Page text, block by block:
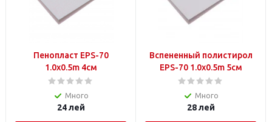
Пенопласт EPS-70
1.0x0.5m 4см
Много
24лей
Вспененный полистирол
EPS-70 1.0x0.5m 5см
Много
28лей